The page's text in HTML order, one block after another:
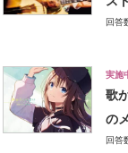
回答
実施
歌
の
回答